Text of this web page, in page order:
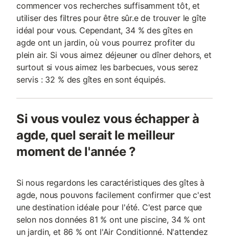
commencer vos recherches suffisamment tôt, et
utiliser des filtres pour être sûr.e de trouver le gîte
idéal pour vous. Cependant, 34 % des gîtes en
agde ont un jardin, où vous pourrez profiter du
plein air. Si vous aimez déjeuner ou dîner dehors, et
surtout si vous aimez les barbecues, vous serez
servis : 32 % des gîtes en sont équipés.
Si vous voulez vous échapper à
agde, quel serait le meilleur
moment de l'année ?
Si nous regardons les caractéristiques des gîtes à
agde, nous pouvons facilement confirmer que c'est
une destination idéale pour l'été. C'est parce que
selon nos données 81 % ont une piscine, 34 % ont
un jardin, et 86 % ont l'Air Conditionné. N'attendez